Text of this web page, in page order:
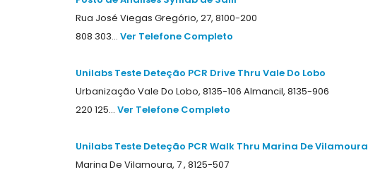
Rua José Viegas Gregório, 27, 8100-200
808 303... Ver Telefone Completo
Unilabs Teste Deteção PCR Drive Thru Vale Do Lobo
Urbanização Vale Do Lobo, 8135-106 Almancil, 8135-906
220 125... Ver Telefone Completo
Unilabs Teste Deteção PCR Walk Thru Marina De Vilamoura
Marina De Vilamoura, 7 , 8125-507